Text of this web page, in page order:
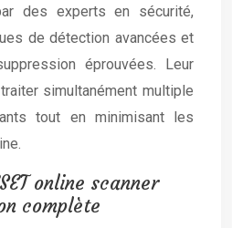
des experts en sécurité,
de détection avancées et
éprouvées. Leur
simultanément multiple
tout en minimisant les
online scanner
complète